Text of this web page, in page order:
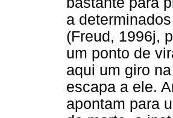
a
(Freud, 1996j,
um ponto de
aqui um giro
escapa a ele.
apontam para